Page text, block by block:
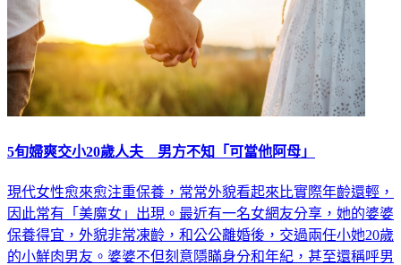
5旬婦爽交小20歲人夫 男方不知「可當他阿母」
現代女性愈來愈注重保養，常常外貌看起來比實際年齡還輕，
因此常有「美魔女」出現。最近有一名女網友分享，她的婆婆
保養得宜，外貌非常凍齡，和公公離婚後，交過兩任小她20歲
的小鮮肉男友。婆婆不但刻意隱瞞身分和年紀，甚至還稱呼男